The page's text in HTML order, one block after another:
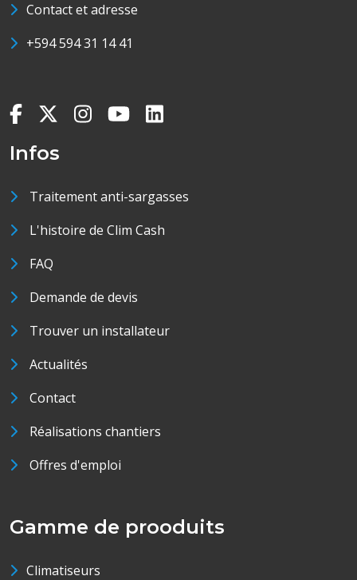
Contact et adresse
+594 594 31 14 41
Infos
Traitement anti-sargasses
L'histoire de Clim Cash
FAQ
Demande de devis
Trouver un installateur
Actualités
Contact
Réalisations chantiers
Offres d'emploi
Gamme de prooduits
Climatiseurs